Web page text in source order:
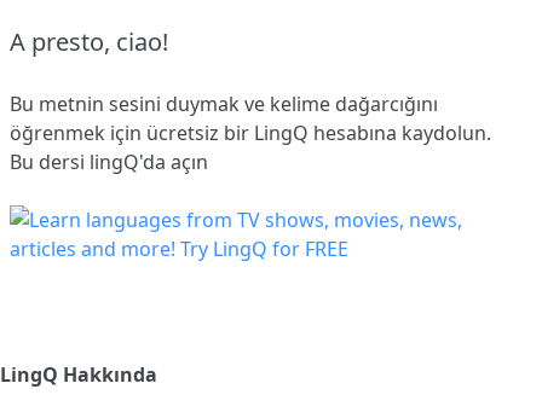
A presto, ciao!
Bu metnin sesini duymak ve kelime dağarcığını
öğrenmek için ücretsiz bir LingQ hesabına kaydolun.
Bu dersi lingQ'da açın
LingQ Hakkında